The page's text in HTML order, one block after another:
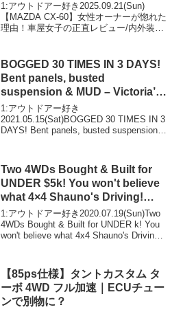
1:アウトドアー好き2025.09.21(Sun)
【MAZDA CX-60】女性オーナーが惚れた
理由！車屋女子の正直レビュー/内外装の
き2025.09.21(Sun)こ...
BOGGED 30 TIMES IN 3 DAYS!
Bent panels, busted
suspension & MUD – Victoria’s
muddiest 4WD track
1:アウトドアー好き
2021.05.15(Sat)BOGGED 30 TIMES IN 3
DAYS! Bent panels, busted suspension &
Two 4WDs Bought & Built for
UNDER $5k! You won't believe
what 4×4 Shauno's Driving!
EPISODE 1
1:アウトドアー好き2020.07.19(Sun)Two
4WDs Bought & Built for UNDER k! You
won't believe what 4x4 Shauno's Driving!
【85ps仕様】タントカスタム タ
ーボ 4WD フル加速｜ECUチュー
ンで別物に？